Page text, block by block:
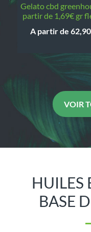
gelato cbd greenhouse a
partir de 1,69€ gr
A partir de
VOIR
HUILES
BASE